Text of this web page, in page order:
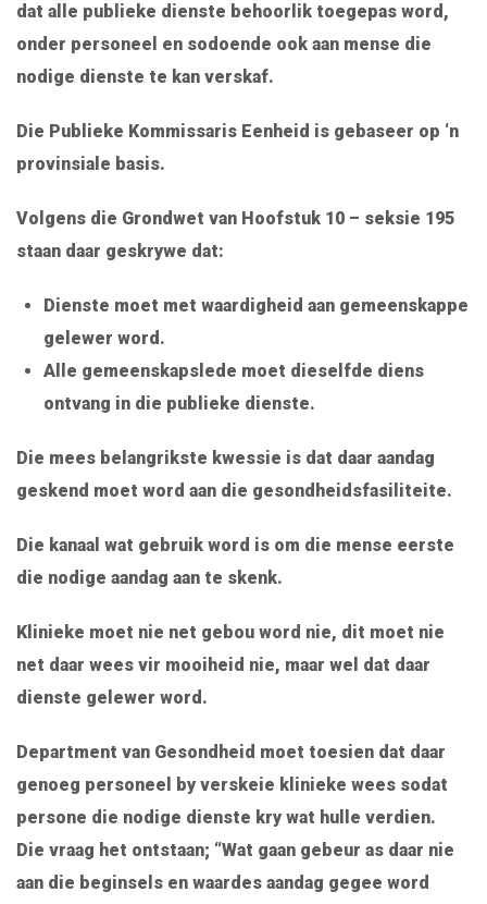
dat alle publieke dienste behoorlik toegepas word,
onder personeel en sodoende ook aan mense die
nodige dienste te kan verskaf.
Die Publieke Kommissaris Eenheid is gebaseer op ‘n
provinsiale basis.
Volgens die Grondwet van Hoofstuk 10 – seksie 195
staan daar geskrywe dat:
Dienste moet met waardigheid aan gemeenskappe
gelewer word.
Alle gemeenskapslede moet dieselfde diens
ontvang in die publieke dienste.
Die mees belangrikste kwessie is dat daar aandag
geskend moet word aan die gesondheidsfasiliteite.
Die kanaal wat gebruik word is om die mense eerste
die nodige aandag aan te skenk.
Klinieke moet nie net gebou word nie, dit moet nie
net daar wees vir mooiheid nie, maar wel dat daar
dienste gelewer word.
Department van Gesondheid moet toesien dat daar
genoeg personeel by verskeie klinieke wees sodat
persone die nodige dienste kry wat hulle verdien.
Die vraag het ontstaan; “Wat gaan gebeur as daar nie
aan die beginsels en waardes aandag gegee word